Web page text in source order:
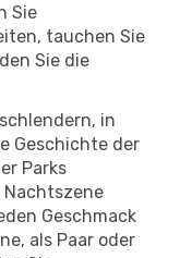
Sie
tauchen Sie
Sie die
in
Geschichte der
Parks
Nachtszene
Geschmack
als Paar oder